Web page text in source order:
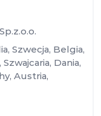
, Szwecja, Belgia,
, Szwajcaria, Dania,
, Austria,